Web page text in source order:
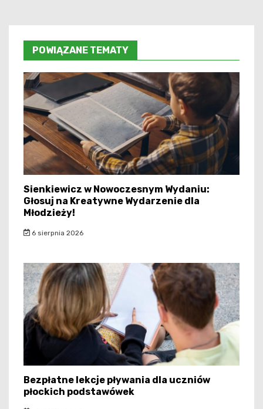
POWIĄZANE TEMATY
Sienkiewicz w Nowoczesnym Wydaniu:
Głosuj na Kreatywne Wydarzenie dla
Młodzieży!
6 sierpnia 2026
Bezpłatne lekcje pływania dla uczniów
płockich podstawówek